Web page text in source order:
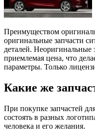
Преимуществом
оригинальные запчасти
деталей. Неоригинальные
приемлемая цена, что
параметры. Только
Какие же
При покупке запчастей
состоять в разных
человека и его желания.